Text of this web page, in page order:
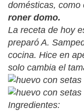
domésticas, como
roner domo.
La receta de hoy
preparó A.
cocina. Hice en
solo cambia el
Ingredientes: